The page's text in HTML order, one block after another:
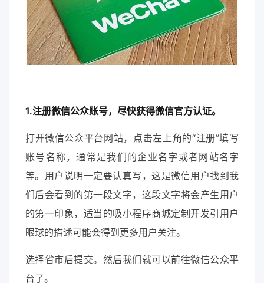
1.注册微信公众账号，尽快获得微信官方认证。
打开微信公众平台网站，点击左上角的“注册”填写
账号名称，通常是我们的企业名字或者网站名字
等。用户说明一定要认真写，这是微信用户找到我
们后会看到的第一段文字，这段文字将会产生用户
的第一印象，适当的吸小程序商城定制开发引用户
眼球的描述可能会得到更多用户关注。
选择省市后提交。然后我们就可以前往微信公众平
台了。